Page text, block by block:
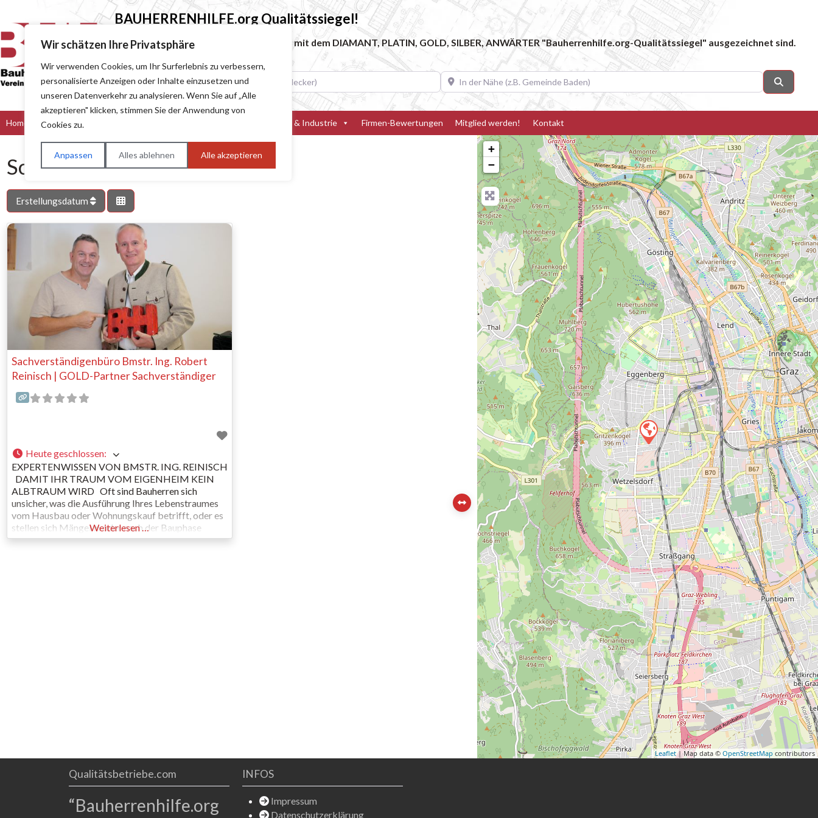
Wir schätzen Ihre Privatsphäre
Wir verwenden Cookies, um Ihr Surferlebnis zu verbessern,
personalisierte Anzeigen oder Inhalte einzusetzen und
unseren Datenverkehr zu analysieren. Wenn Sie auf „Alle
akzeptieren" klicken, stimmen Sie der Anwendung von
Cookies zu.
Anpassen Alles ablehnen Alle akzeptieren
BAUHERRENHILFE.orgQualitätssiegel!
Sie finden hier nur Qualitätsbetriebe, die mit dem DIAMANT, PLATIN, GOLD, SILBER, ANWÄRTER "Bauherrenhilfe.org-Qualitätssiegel" ausgezeichnet sind.
Suchen nach (z.B. Baumeister oder Dachdecker) In der Nähe (z.B. Gemeinde Baden)
Home Bau & Handwerk Hersteller & Industrie Firmen-Bewertungen Mitglied werden! Kontakt
Schlagwort: Modellba
Erstellungsdatum
Sachverständigenbüro Bmstr. Ing. Robert
Reinisch | GOLD-Partner Sachverständiger
Heute geschlossen:
EXPERTENWISSEN VON BMSTR. ING. REINISCH
DAMIT IHR TRAUM VOM EIGENHEIM KEIN
ALBTRAUM WIRD Oft sind Bauherren sich
unsicher, was die Ausführung Ihres Lebenstraumes
vom Hausbau oder Wohnungskauf betrifft, oder es
stellen sich Mängel in oder nach der Bauphase
heraus. Schäden an Bauten durch unsachgemäße
Weiterlesen …
+
−
Leaflet| Map data © OpenStreetMap contributors
Qualitätsbetriebe.com
“Bauherrenhilfe.org
INFOS
Impressum
Datenschutzerklärung